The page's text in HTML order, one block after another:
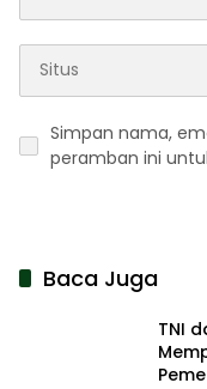
Simpan nama,
peramban ini
Baca Juga
TNI